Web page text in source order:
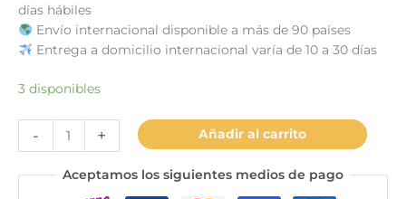
días hábiles
Envío internacional disponible a más de 90 países
Entrega a domicilio internacional varía de 10 a 30 días
3 disponibles
-
selva
+ Añadir al carrito
Aceptamos los siguientes medios de pago